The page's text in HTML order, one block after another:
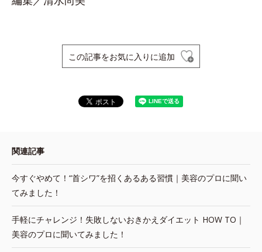
この記事をお気に入りに追加
関連記事
今すぐやめて！“首シワ”を招くあるある習慣｜美容のプロに聞い
てみました！
手軽にチャレンジ！失敗しないおきかえダイエット HOW TO｜
美容のプロに聞いてみました！